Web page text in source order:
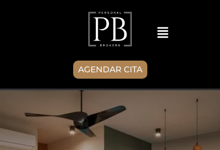
AGENDAR CITA